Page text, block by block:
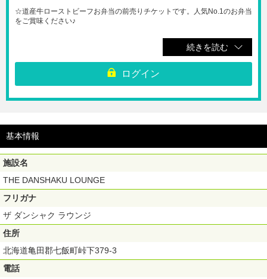
☆道産牛ローストビーフお弁当の前売りチケットです。人気No.1のお弁当
をご賞味ください♪
※ご購入いただいたチケットのQRコードを表示させて、テイクアウト
※ご利用の際は事前予約が必要です。団体予約等で飲食スペースが貸し切
りの場合がございます。お手数ですが電話にてご確認をお願いいたしま
す。（0138-82-8888）
続きを読む
ログイン
基本情報
施設名
THE DANSHAKU LOUNGE
フリガナ
ザ ダンシャク ラウンジ
住所
北海道亀田郡七飯町峠下379-3
電話